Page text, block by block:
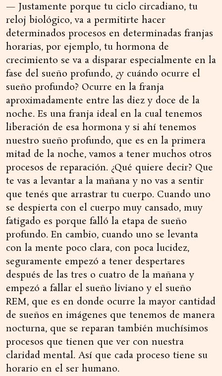
— Justamente porque tu ciclo circadiano, tu
reloj biológico, va a permitirte hacer
determinados procesos en determinadas franjas
horarias, por ejemplo, tu hormona de
crecimiento se va a disparar especialmente en la
fase del sueño profundo, ¿y cuándo ocurre el
sueño profundo? Ocurre en la franja
aproximadamente entre las diez y doce de la
noche. Es una franja ideal en la cual tenemos
liberación de esa hormona y si ahí tenemos
nuestro sueño profundo, que es en la primera
mitad de la noche, vamos a tener muchos otros
procesos de reparación. ¿Qué quiere decir? Que
te vas a levantar a la mañana y no vas a sentir
que tenés que arrastrar tu cuerpo. Cuando uno
se despierta con el cuerpo muy cansado, muy
fatigado es porque falló la etapa de sueño
profundo. En cambio, cuando uno se levanta
con la mente poco clara, con poca lucidez,
seguramente empezó a tener despertares
después de las tres o cuatro de la mañana y
empezó a fallar el sueño liviano y el sueño
REM, que es en donde ocurre la mayor cantidad
de sueños en imágenes que tenemos de manera
nocturna, que se reparan también muchísimos
procesos que tienen que ver con nuestra
claridad mental. Así que cada proceso tiene su
horario en el ser humano.